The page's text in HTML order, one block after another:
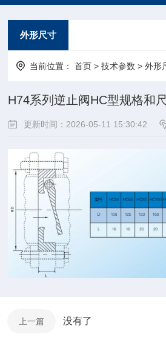
外形尺寸
当前位置：首页 >技术参数 >外形
H74系列逆止阀HC型规格和
更新时间：2026-05-11 15:30:42
上一篇 没有了